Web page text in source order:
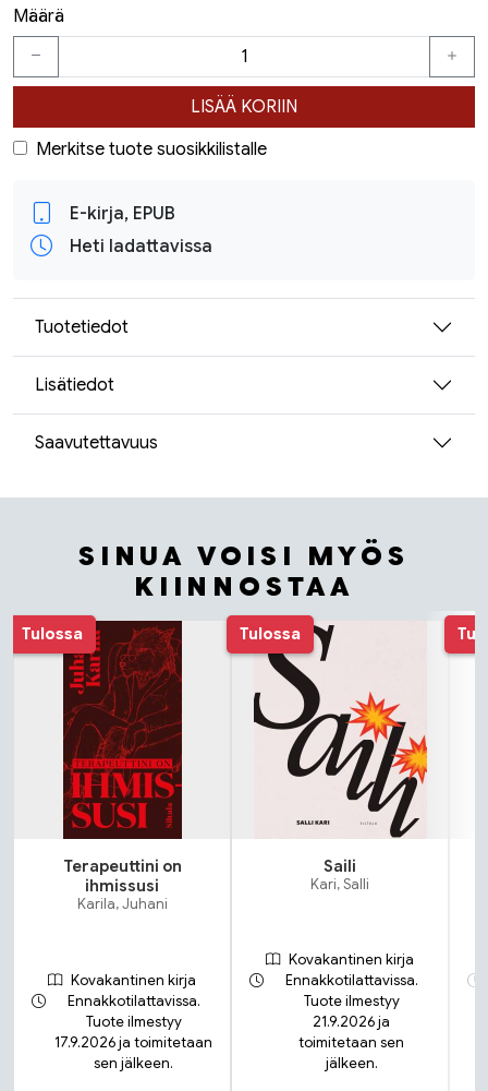
Määrä
LISÄÄ KORIIN
Merkitse tuote suosikkilistalle
E-kirja, EPUB
Heti ladattavissa
Tuotetiedot
Lisätiedot
Saavutettavuus
SINUA VOISI MYÖS
KIINNOSTAA
Tuoteluettelon alku
Tulossa
Terapeuttini on
ihmissusi
Karila, Juhani
Kovakantinen kirja
Ennakkotilattavissa.
Tuote ilmestyy
17.9.2026 ja toimitetaan
sen jälkeen.
Tulossa
Saili
Kari, Salli
Kovakantinen kirja
Ennakkotilattavissa.
Tuote ilmestyy
21.9.2026 ja
toimitetaan sen
jälkeen.